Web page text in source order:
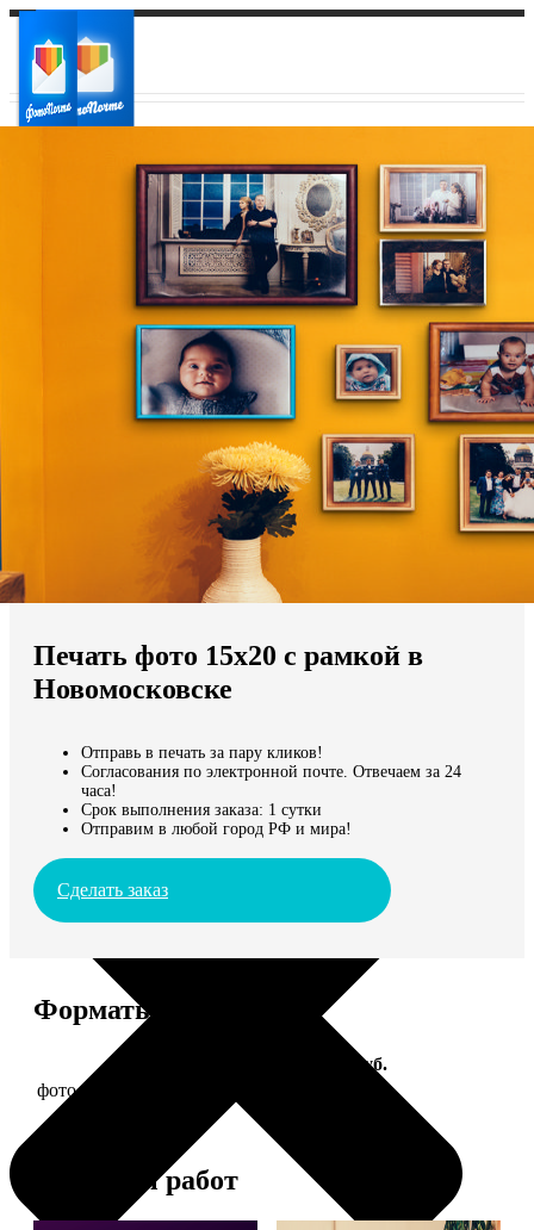
Ваш регион доставки
Выберите из списка:
Мы доставляем по всему миру
Продолжить без города
Печать фото 15х20 с рамкой в
Новомосковске
Отправь в печать за пару кликов!
Согласования по электронной почте. Отвечаем за 24
часа!
Срок выполнения заказа: 1 сутки
Отправим в любой город РФ и мира!
Сделать заказ
Форматы и цены
Цена, руб.
фото 15х20 в деревянной рамке
Примеры работ